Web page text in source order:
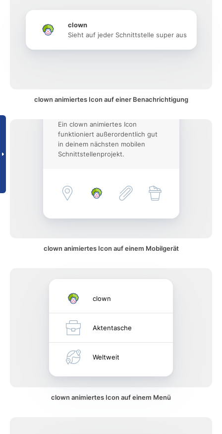
clown
Sieht auf jeder Schnittstelle super aus
clown animiertes Icon auf einer Benachrichtigung
Ein clown animiertes Icon
funktioniert außerordentlich gut
in deinem nächsten mobilen
Schnittstellenprojekt.
clown animiertes Icon auf einem Mobilgerät
clown
Aktentasche
Weltweit
clown animiertes Icon auf einem Menü